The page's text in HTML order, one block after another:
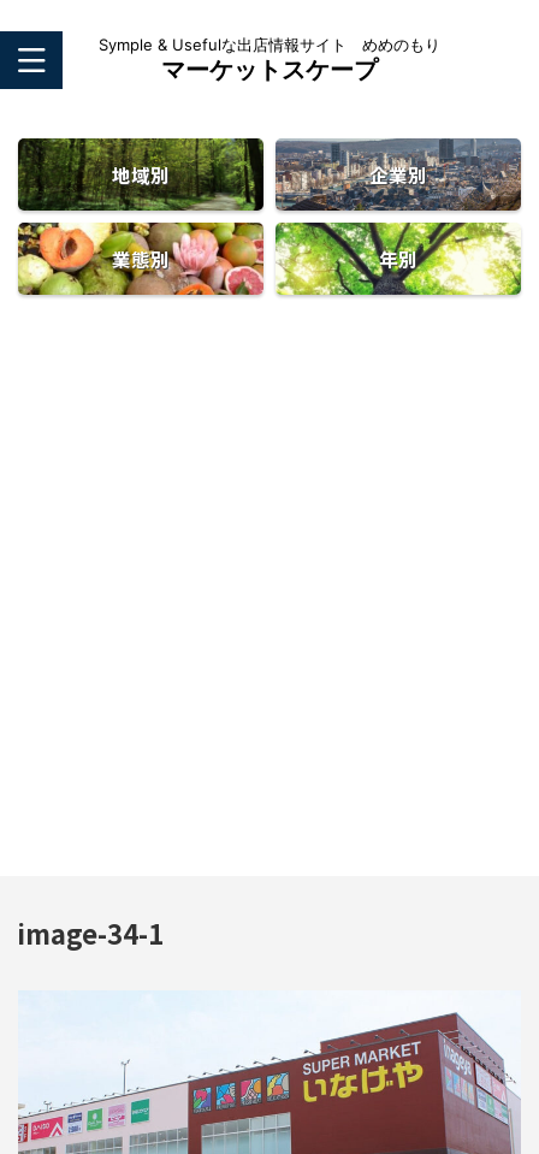
Symple & Usefulな出店情報サイト めめのもり
マーケットスケープ
地域別 企業別
業態別 年別
image-34-1